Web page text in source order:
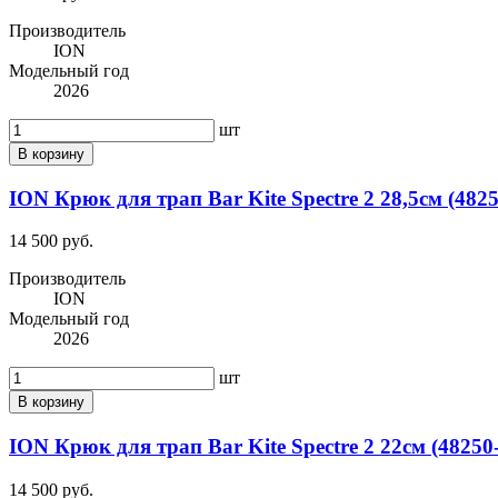
Производитель
ION
Модельный год
2026
шт
В корзину
ION Крюк для трап Bar Kite Spectre 2 28,5см
14 500 руб.
Производитель
ION
Модельный год
2026
шт
В корзину
ION Крюк для трап Bar Kite Spectre 2 22см
14 500 руб.